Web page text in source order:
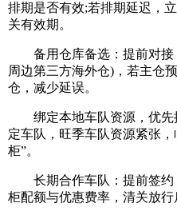
排期是否有效;若排期延迟，
关有效期。
备用仓库备选：提前对接
周边第三方海外仓)，若主仓
仓，减少延误。
绑定本地车队资源，优先
定车队，旺季车队资源紧张
柜”。
长期合作车队：提前签约
柜配额与优惠费率，清关放行